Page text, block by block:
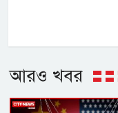
আরও খবর